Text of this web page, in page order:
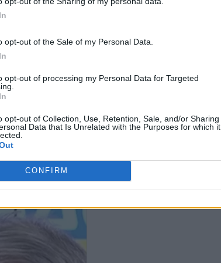
opt-out of the Sale of my Personal Data.
opt-out of processing my Personal Data for Targeted
opt-out of Collection, Use, Retention, Sale, and/or Sharing
Data that Is Unrelated with the Purposes for which it
CONFIRM
μαζί του - Είμαι
να στηρίξω το
Τι είπε για Σαμαρά